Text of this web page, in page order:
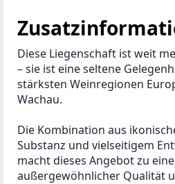
Diese Liegenschaft ist weit
– sie ist eine seltene
stärksten Weinregionen
Wachau.
Die Kombination aus
Substanz und vielseitigem
macht dieses Angebot zu
außergewöhnlicher Qualität